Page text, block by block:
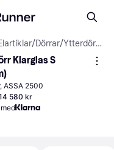
/Dörrar/ Ytterdörrar
Klarglas S
ASSA 2500
580 kr